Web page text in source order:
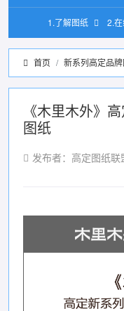
1.了解图纸 2.
首页 新系列高定品
《木里木外》
图纸
发布者：高定图纸联